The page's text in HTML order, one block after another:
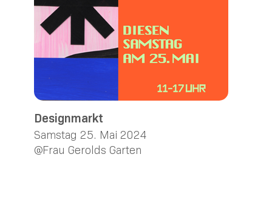
Designmarkt
Samstag 25. Mai 2024
@Frau Gerolds Garten